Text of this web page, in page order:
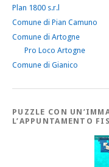
Plan 1800 s.r.l
Comune di Pian Camuno
Comune di Artogne
Pro Loco Artogne
Comune di Gianico
PUZZLE CON
L’APPUNTAMENTO